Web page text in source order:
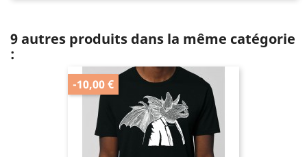
9 autres produits dans la même catégorie
:
-10,00 €